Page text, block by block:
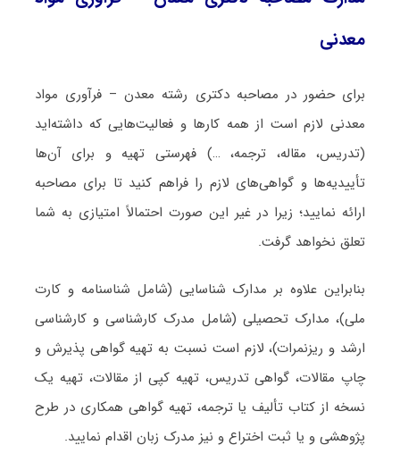
معدنی
برای حضور در مصاحبه دکتری رشته معدن – فرآوری مواد
معدنی لازم است از همه کارها و فعالیت‌هایی که داشته‌اید
(تدریس، مقاله، ترجمه، …) فهرستی تهیه و برای آن‌ها
تأییدیه‌ها و گواهی‌های لازم را فراهم کنید تا برای مصاحبه
ارائه نمایید؛ زیرا در غیر این صورت احتمالاً امتیازی به شما
تعلق نخواهد گرفت.
بنابراین علاوه بر مدارک شناسایی (شامل شناسنامه و کارت
ملی)، مدارک تحصیلی (شامل مدرک کارشناسی و کارشناسی
ارشد و ریزنمرات)، لازم است نسبت به تهیه گواهی پذیرش و
چاپ مقالات، گواهی تدریس، تهیه کپی از مقالات، تهیه یک
نسخه از کتاب تألیف یا ترجمه، تهیه گواهی همکاری در طرح
پژوهشی و یا ثبت اختراع و نیز مدرک زبان اقدام نمایید.